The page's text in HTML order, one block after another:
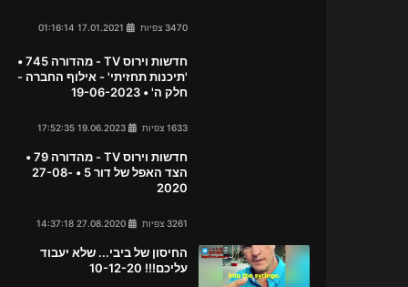
3470 צפיות
חדשות וירוס TV - מהדורה 745 •
'תיכנות תחזיתי' - אילוף החברה -
חלק ה' • 19-06-2023
1633 צפיות
חדשות וירוס TV - מהדורה 79 •
הצד האפל של דור 5 • 27-08-
2020
3261 צפיות
החיסון של ביבי... שלא יעבוד
עליכם!!! 10-12-20